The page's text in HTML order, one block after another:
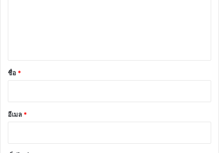
*
ชื่อ *
อีเมล *